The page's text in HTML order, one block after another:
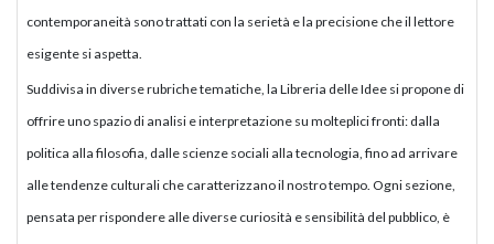
contemporaneità sono trattati con la serietà e la precisione che il lettore
esigente si aspetta.
Suddivisa in diverse rubriche tematiche, la Libreria delle Idee si propone di
offrire uno spazio di analisi e interpretazione su molteplici fronti: dalla
politica alla filosofia, dalle scienze sociali alla tecnologia, fino ad arrivare
alle tendenze culturali che caratterizzano il nostro tempo. Ogni sezione,
pensata per rispondere alle diverse curiosità e sensibilità del pubblico, è